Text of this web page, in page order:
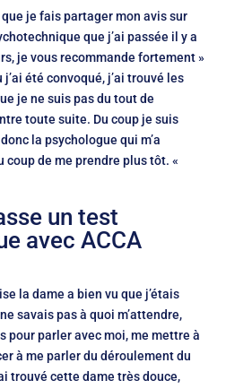
que je fais partager mon avis sur
que j’ai passée il y a
je vous recommande fortement »
été convoqué, j’ai trouvé les
je ne suis pas du tout de
toute suite. Du coup je suis
la psychologue qui m’a
de me prendre plus tôt. «
un test
avec ACCA
la dame a bien vu que j’étais
savais pas à quoi m’attendre,
pour parler avec moi, me mettre à
à me parler du déroulement du
trouvé cette dame très douce,